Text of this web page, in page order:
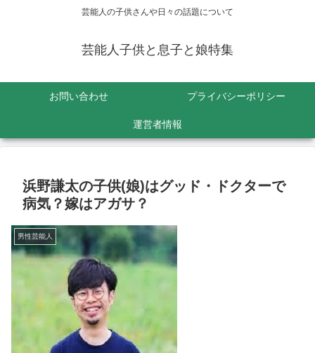
芸能人の子供さんや日々の話題について
芸能人子供と息子と娘特集
お問い合わせ プライバシーポリシー
運営者情報
浜野謙太の子供(娘)はグッド・ドクターで
病気？嫁はアガサ？
男性芸能人